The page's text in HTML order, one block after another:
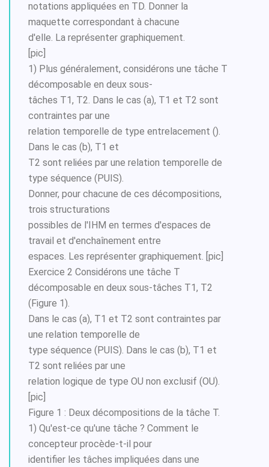
notations appliquées en TD. Donner la
maquette correspondant à chacune
d'elle. La représenter graphiquement.
[pic]
1) Plus généralement, considérons une tâche T
décomposable en deux sous-
tâches T1, T2. Dans le cas (a), T1 et T2 sont
contraintes par une
relation temporelle de type entrelacement ().
Dans le cas (b), T1 et
T2 sont reliées par une relation temporelle de
type séquence (PUIS).
Donner, pour chacune de ces décompositions,
trois structurations
possibles de l'IHM en termes d'espaces de
travail et d'enchaînement entre
espaces. Les représenter graphiquement. [pic]
Exercice 2 Considérons une tâche T
décomposable en deux sous-tâches T1, T2
(Figure 1).
Dans le cas (a), T1 et T2 sont contraintes par
une relation temporelle de
type séquence (PUIS). Dans le cas (b), T1 et
T2 sont reliées par une
relation logique de type OU non exclusif (OU).
[pic]
Figure 1 : Deux décompositions de la tâche T.
1) Qu'est-ce qu'une tâche ? Comment le
concepteur procède-t-il pour
identifier les tâches impliquées dans une